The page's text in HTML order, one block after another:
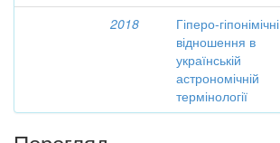
2018
Гіперо-гіпонімічні
відношення в
українській
астрономічній
термінології